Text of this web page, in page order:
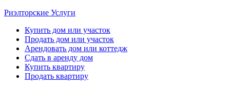
Риэлторские Услуги
Купить дом или участок
Продать дом или участок
Арендовать дом или коттедж
Сдать в аренду дом
Купить квартиру
Продать квартиру